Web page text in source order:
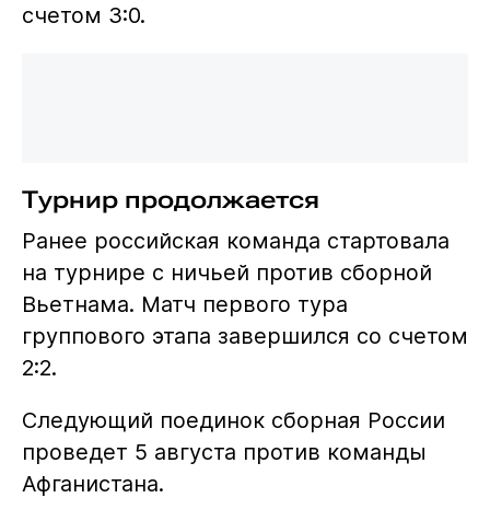
счетом 3:0.
Турнир продолжается
Ранее российская команда стартовала
на турнире с ничьей против сборной
Вьетнама. Матч первого тура
группового этапа завершился со счетом
2:2.
Следующий поединок сборная России
проведет 5 августа против команды
Афганистана.